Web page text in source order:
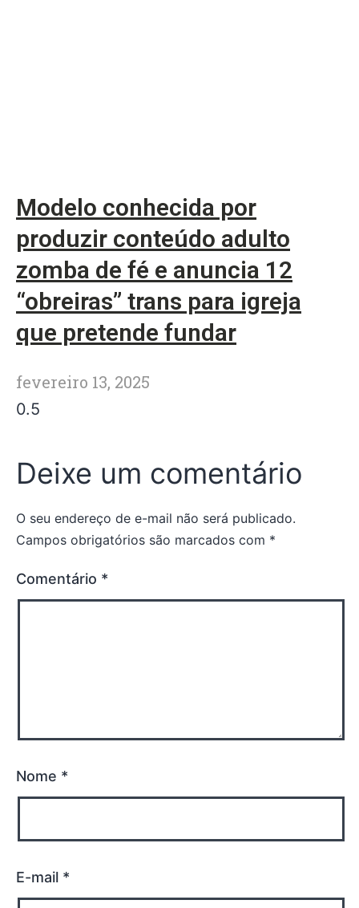
Modelo conhecida por
produzir conteúdo adulto
zomba de fé e anuncia 12
“obreiras” trans para igreja
que pretende fundar
fevereiro 13, 2025
Deixe um comentário
O seu endereço de e-mail não será publicado.
Campos obrigatórios são marcados com *
Comentário *
Nome *
E-mail *